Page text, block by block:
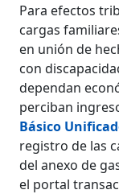
Para efectos
cargas
en unión de
con
dependan
perciban
Básico
registro de las
del anexo de
el portal